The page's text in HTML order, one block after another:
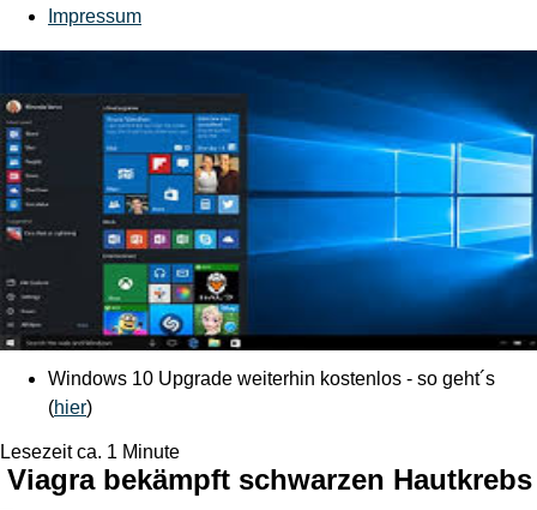
Impressum
Windows 10 Upgrade weiterhin kostenlos - so geht´s
(hier)
Lesezeit ca. 1 Minute
Viagra bekämpft schwarzen Hautkrebs